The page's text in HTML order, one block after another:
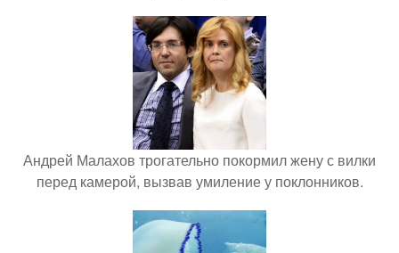
Андрей Малахов трогательно покормил жену с вилки
перед камерой, вызвав умиление у поклонников.